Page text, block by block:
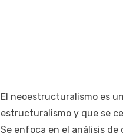
El neoestructuralismo es
estructuralismo y que se
Se enfoca en el análisis